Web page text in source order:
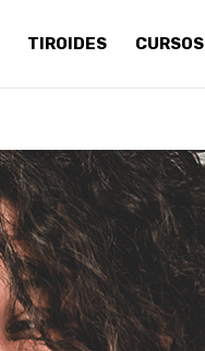
TIROIDES CURSOS